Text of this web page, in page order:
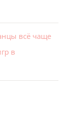
всё чаще
в